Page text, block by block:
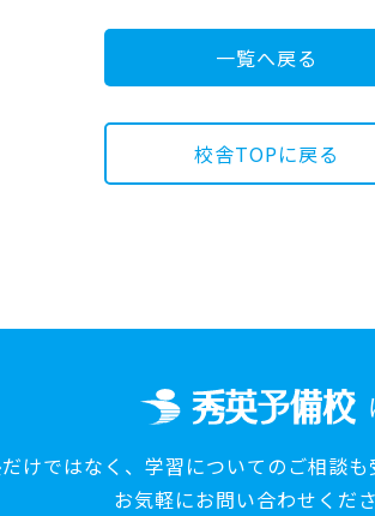
一覧へ戻る
校舎TOPに戻る
けではなく、 学習についてのご相談も
お気軽にお問い合わせくださ